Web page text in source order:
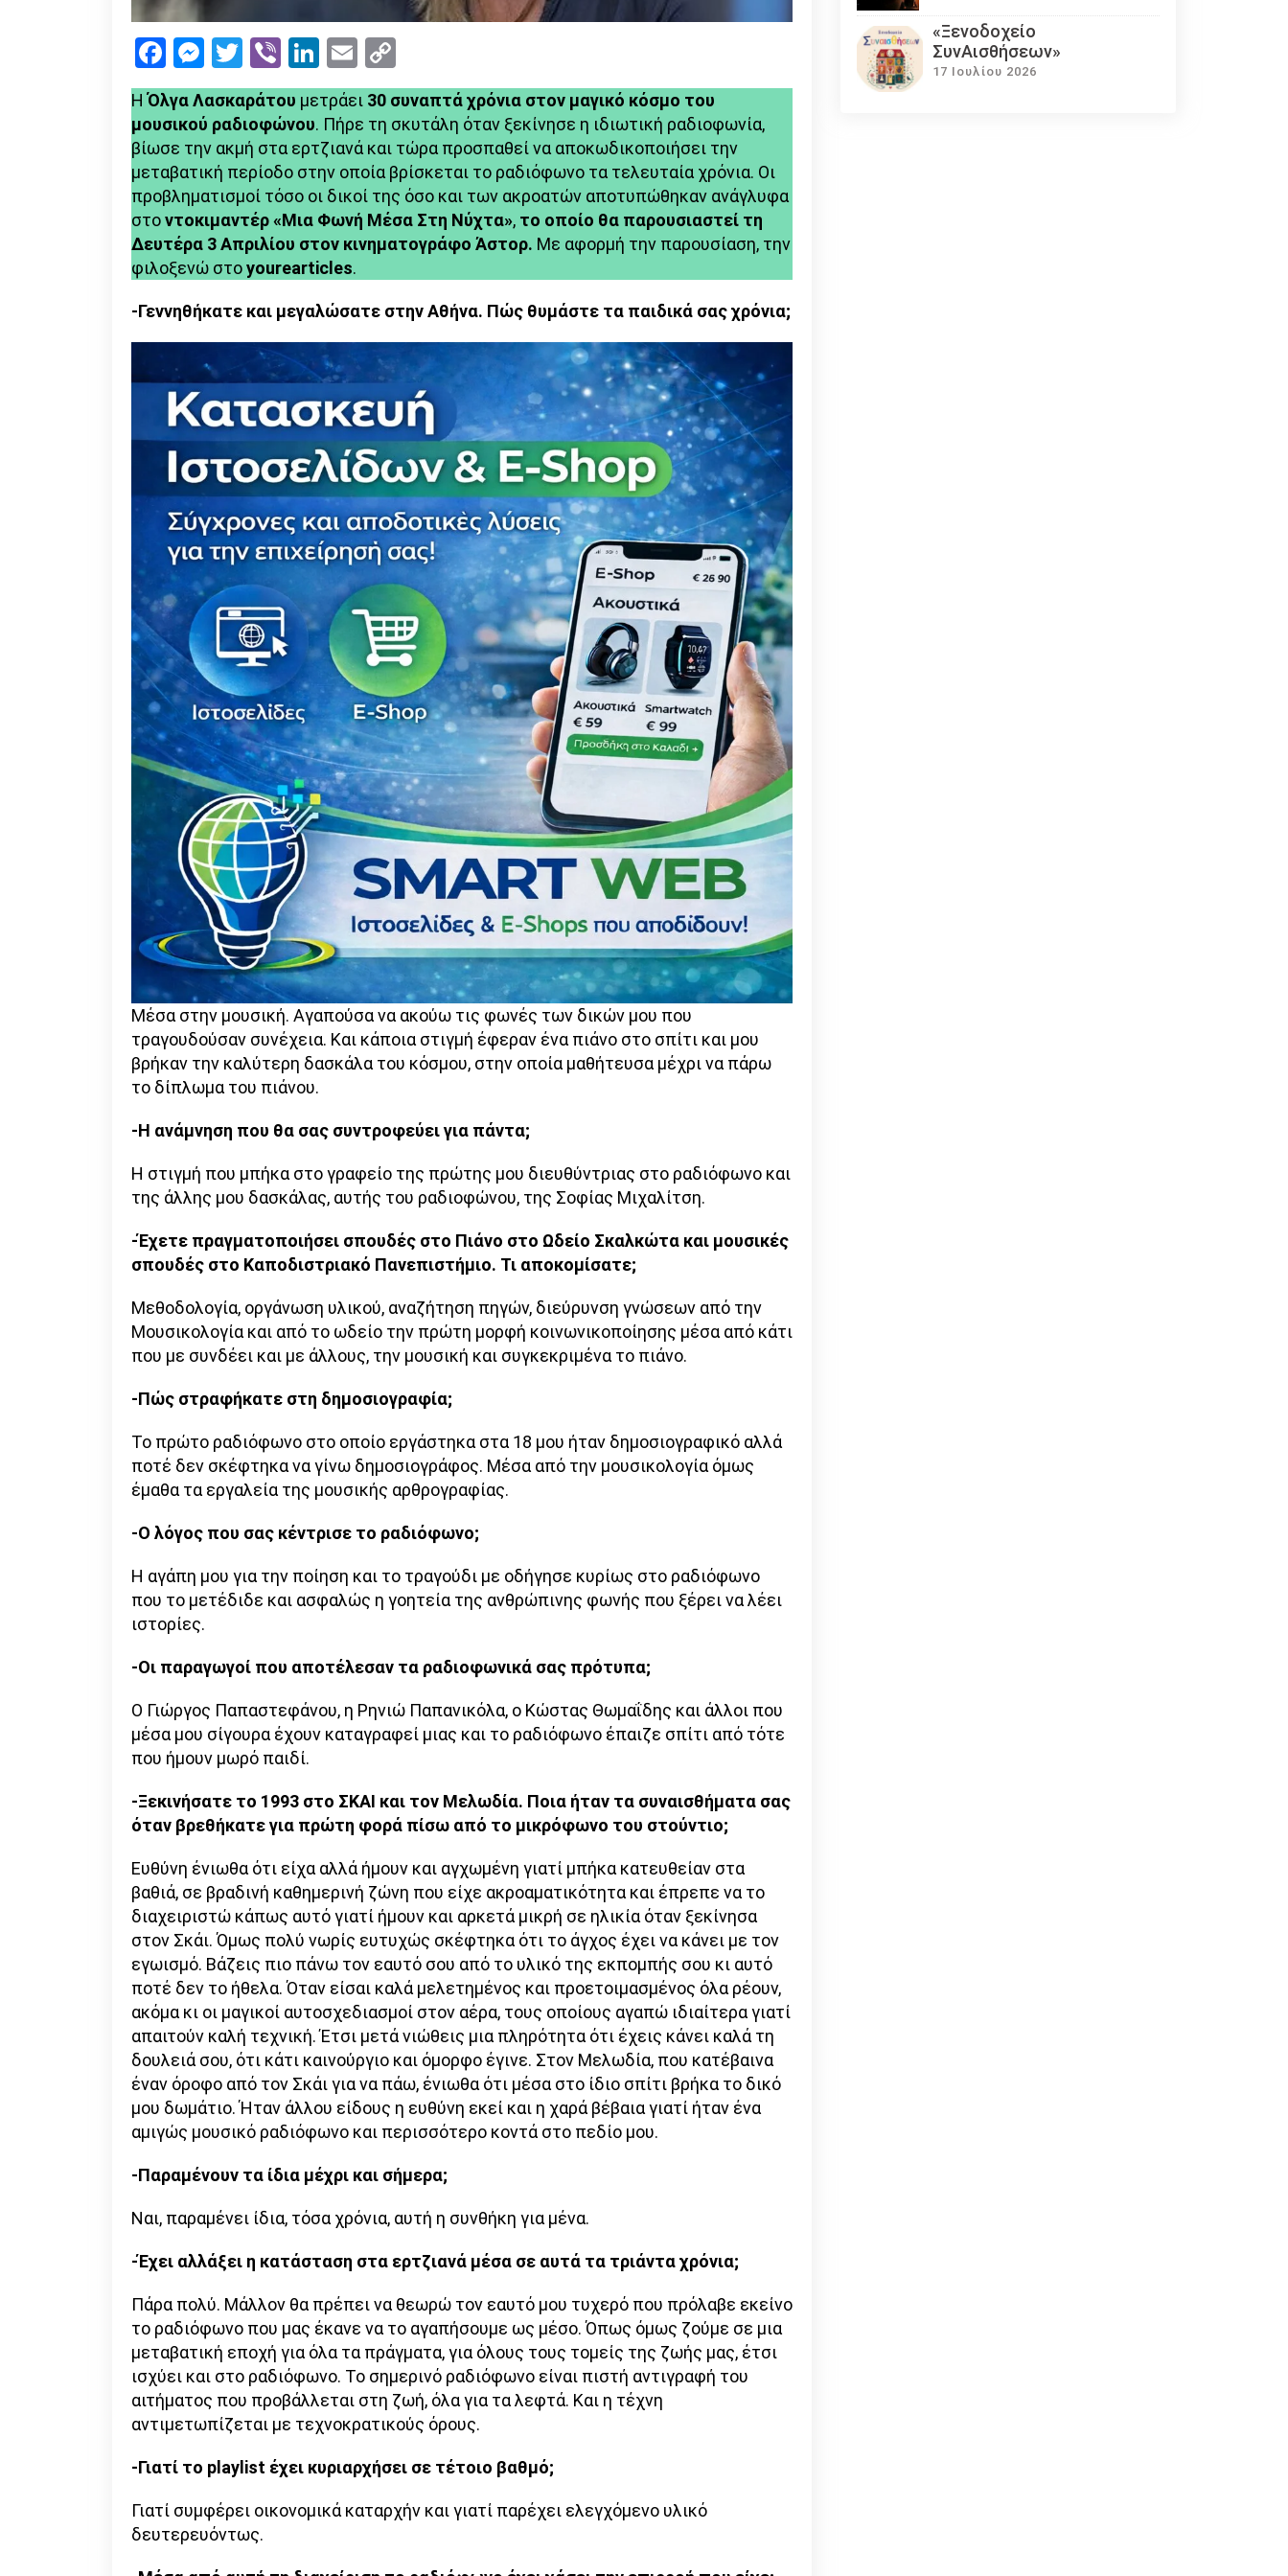
για
Facebook
Messenger
Twitter
ViberLinkedIn
Email
Link
ΗΌλγα Λασκαράτου μετράει 30 συναπτά χρόνια στον μαγικό κόσμο του
μουσικού ραδιοφώνου. Πήρε τη σκυτάλη όταν ξεκίνησε η ιδιωτική ραδιοφωνία,
βίωσε την ακμή στα ερτζιανά και τώρα προσπαθεί να αποκωδικοποιήσει την
μεταβατική περίοδο στην οποία βρίσκεται το ραδιόφωνο τα τελευταία χρόνια. Οι
προβληματισμοί τόσο οι δικοί της όσο και των ακροατών αποτυπώθηκαν ανάγλυφα
στοντοκιμαντέρ «Μια Φωνή Μέσα Στη Νύχτα», το οποίο θα παρουσιαστεί τη
Δευτέρα 3 Απριλίου στον κινηματογράφο Άστορ. Με αφορμή την παρουσίαση, την
φιλοξενώ στοyourearticles.
-Γεννηθήκατε και μεγαλώσατε στην Αθήνα. Πώς θυμάστε τα παιδικά σας χρόνια;
Μέσα στην μουσική. Αγαπούσα να ακούω τις φωνές των δικών μου που
τραγουδούσαν συνέχεια. Και κάποια στιγμή έφεραν ένα πιάνο στο σπίτι και μου
βρήκαν την καλύτερη δασκάλα του κόσμου, στην οποία μαθήτευσα μέχρι να πάρω
το δίπλωμα του πιάνου.
-Η ανάμνηση που θα σας συντροφεύει για πάντα;
Η στιγμή που μπήκα στο γραφείο της πρώτης μου διευθύντριας στο ραδιόφωνο και
της άλλης μου δασκάλας, αυτής του ραδιοφώνου, της Σοφίας Μιχαλίτση.
-Έχετε πραγματοποιήσει σπουδές στο Πιάνο στο Ωδείο Σκαλκώτα και μουσικές
σπουδές στο Καποδιστριακό Πανεπιστήμιο. Τι αποκομίσατε;
Μεθοδολογία, οργάνωση υλικού, αναζήτηση πηγών, διεύρυνση γνώσεων από την
Μουσικολογία και από το ωδείο την πρώτη μορφή κοινωνικοποίησης μέσα από κάτι
που με συνδέει και με άλλους, την μουσική και συγκεκριμένα το πιάνο.
-Πώς στραφήκατε στη δημοσιογραφία;
Το πρώτο ραδιόφωνο στο οποίο εργάστηκα στα 18 μου ήταν δημοσιογραφικό αλλά
ποτέ δεν σκέφτηκα να γίνω δημοσιογράφος. Μέσα από την μουσικολογία όμως
έμαθα τα εργαλεία της μουσικής αρθρογραφίας.
-Ο λόγος που σας κέντρισε το ραδιόφωνο;
Η αγάπη μου για την ποίηση και το τραγούδι με οδήγησε κυρίως στο ραδιόφωνο
που το μετέδιδε και ασφαλώς η γοητεία της ανθρώπινης φωνής που ξέρει να λέει
ιστορίες.
-Οι παραγωγοί που αποτέλεσαν τα ραδιοφωνικά σας πρότυπα;
Ο Γιώργος Παπαστεφάνου, η Ρηνιώ Παπανικόλα, ο Κώστας Θωμαΐδης και άλλοι που
μέσα μου σίγουρα έχουν καταγραφεί μιας και το ραδιόφωνο έπαιζε σπίτι από τότε
που ήμουν μωρό παιδί.
-Ξεκινήσατε το 1993 στο ΣΚΑΙ και τον Μελωδία. Ποια ήταν τα συναισθήματα σας
όταν βρεθήκατε για πρώτη φορά πίσω από το μικρόφωνο του στούντιο;
Ευθύνη ένιωθα ότι είχα αλλά ήμουν και αγχωμένη γιατί μπήκα κατευθείαν στα
βαθιά, σε βραδινή καθημερινή ζώνη που είχε ακροαματικότητα και έπρεπε να το
διαχειριστώ κάπως αυτό γιατί ήμουν και αρκετά μικρή σε ηλικία όταν ξεκίνησα
στον Σκάι. Όμως πολύ νωρίς ευτυχώς σκέφτηκα ότι το άγχος έχει να κάνει με τον
εγωισμό. Βάζεις πιο πάνω τον εαυτό σου από το υλικό της εκπομπής σου κι αυτό
ποτέ δεν το ήθελα. Όταν είσαι καλά μελετημένος και προετοιμασμένος όλα ρέουν,
ακόμα κι οι μαγικοί αυτοσχεδιασμοί στον αέρα, τους οποίους αγαπώ ιδιαίτερα γιατί
απαιτούν καλή τεχνική. Έτσι μετά νιώθεις μια πληρότητα ότι έχεις κάνει καλά τη
δουλειά σου, ότι κάτι καινούργιο και όμορφο έγινε. Στον Μελωδία, που κατέβαινα
έναν όροφο από τον Σκάι για να πάω, ένιωθα ότι μέσα στο ίδιο σπίτι βρήκα το δικό
μου δωμάτιο. Ήταν άλλου είδους η ευθύνη εκεί και η χαρά βέβαια γιατί ήταν ένα
αμιγώς μουσικό ραδιόφωνο και περισσότερο κοντά στο πεδίο μου.
-Παραμένουν τα ίδια μέχρι και σήμερα;
Ναι, παραμένει ίδια, τόσα χρόνια, αυτή η συνθήκη για μένα.
-Έχει αλλάξει η κατάσταση στα ερτζιανά μέσα σε αυτά τα τριάντα χρόνια;
Πάρα πολύ. Μάλλον θα πρέπει να θεωρώ τον εαυτό μου τυχερό που πρόλαβε εκείνο
το ραδιόφωνο που μας έκανε να το αγαπήσουμε ως μέσο. Όπως όμως ζούμε σε μια
μεταβατική εποχή για όλα τα πράγματα, για όλους τους τομείς της ζωής μας, έτσι
ισχύει και στο ραδιόφωνο. Το σημερινό ραδιόφωνο είναι πιστή αντιγραφή του
αιτήματος που προβάλλεται στη ζωή, όλα για τα λεφτά. Και η τέχνη
αντιμετωπίζεται με τεχνοκρατικούς όρους.
-Γιατί το playlist έχει κυριαρχήσει σε τέτοιο βαθμό;
Γιατί συμφέρει οικονομικά καταρχήν και γιατί παρέχει ελεγχόμενο υλικό
δευτερευόντως.
«Ξενοδοχείο
ΣυνΑισθήσεων»
17 Ιουλίου 2026